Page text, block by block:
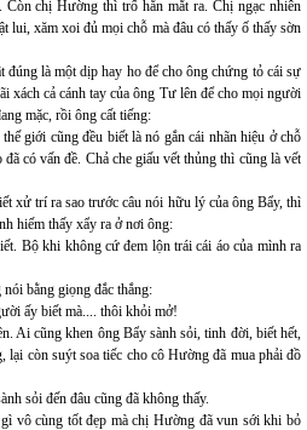
chị Hường thì trố hẳn mắt ra. Chị ngạc nhiên
lui, xăm xoi đủ mọi chỗ mà đâu có thấy ố thấy sờn
đúng là một dịp hay ho để cho ông chứng tỏ cái sự
xách cả cánh tay của ông Tư lên để cho mọi người
mặc, rồi ông cất tiếng:
giới cũng đều biết là nó gắn cái nhãn hiệu ở chỗ
có vấn đề. Chả che giấu vết thủng thì cũng là vết
xử trí ra sao trước câu nói hữu lý của ông Bẩy, thì
hiếm thấy xẩy ra ở nơi ông:
Bộ khi không cứ đem lộn trái cái áo của mình ra
bằng giọng đắc thắng:
ấy biết mà.... thôi khỏi mở!
Ai cũng khen ông Bẩy sành sỏi, tinh đời, biết hết,
lại còn suýt soa tiếc cho cô Hường đã mua phải đồ
sỏi đến đâu cũng đã không thấy.
vô cùng tốt đẹp mà chị Hường đã vun sới khi bỏ